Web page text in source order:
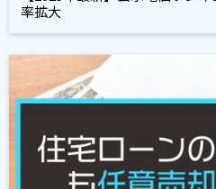
率拡大